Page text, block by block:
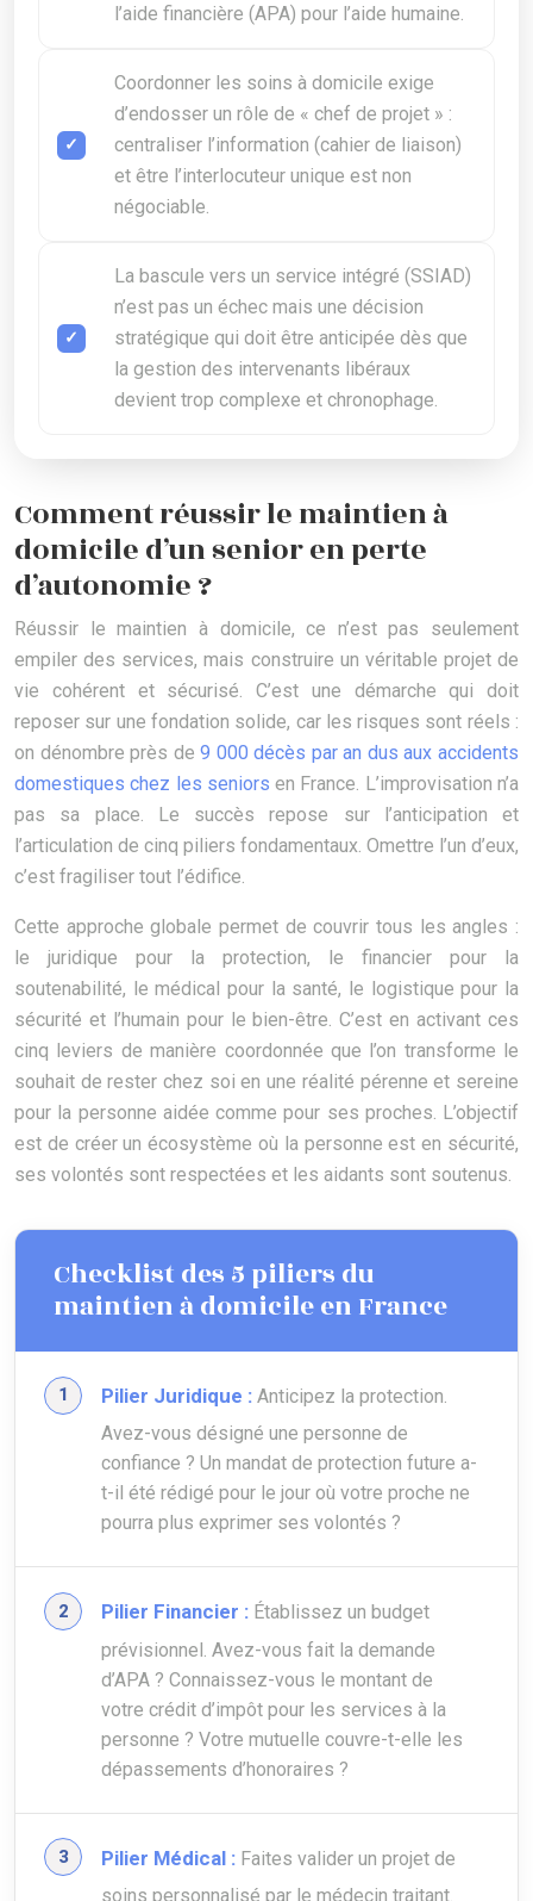
l’aide financière (APA) pour l’aide humaine.
Coordonner les soins à domicile exige
d’endosser un rôle de « chef de projet » :
centraliser l’information (cahier de liaison)
et être l’interlocuteur unique est non
négociable.
La bascule vers un service intégré (SSIAD)
n’est pas un échec mais une décision
stratégique qui doit être anticipée dès que
la gestion des intervenants libéraux
devient trop complexe et chronophage.
Comment réussir le maintien à
domicile d’un senior en perte
d’autonomie ?
Réussir le maintien à domicile, ce n’est pas seulement
empiler des services, mais construire un véritable projet de
vie cohérent et sécurisé. C’est une démarche qui doit
reposer sur une fondation solide, car les risques sont réels :
on dénombre près de9 000 décès par an dus aux accidents
domestiques chez les seniors en France. L’improvisation n’a
pas sa place. Le succès repose sur l’anticipation et
l’articulation de cinq piliers fondamentaux. Omettre l’un d’eux,
c’est fragiliser tout l’édifice.
Cette approche globale permet de couvrir tous les angles :
le juridique pour la protection, le financier pour la
soutenabilité, le médical pour la santé, le logistique pour la
sécurité et l’humain pour le bien-être. C’est en activant ces
cinq leviers de manière coordonnée que l’on transforme le
souhait de rester chez soi en une réalité pérenne et sereine
pour la personne aidée comme pour ses proches. L’objectif
est de créer un écosystème où la personne est en sécurité,
ses volontés sont respectées et les aidants sont soutenus.
Checklist des 5 piliers du
maintien à domicile en France
Pilier Juridique : Anticipez la protection.
Avez-vous désigné une personne de
confiance ? Un mandat de protection future a-
t-il été rédigé pour le jour où votre proche ne
pourra plus exprimer ses volontés ?
Pilier Financier : Établissez un budget
prévisionnel. Avez-vous fait la demande
d’APA ? Connaissez-vous le montant de
votre crédit d’impôt pour les services à la
personne ? Votre mutuelle couvre-t-elle les
dépassements d’honoraires ?
Pilier Médical : Faites valider un projet de
soins personnalisé par le médecin traitant.